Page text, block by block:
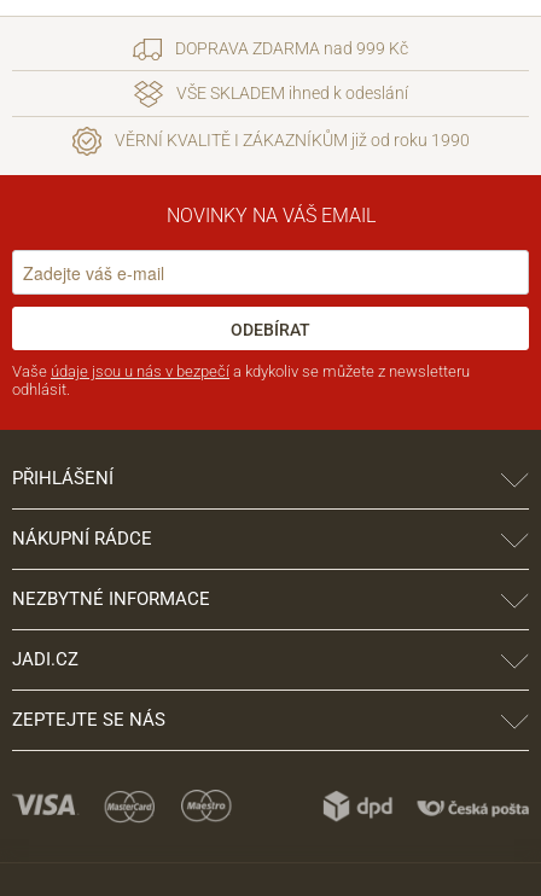
DOPRAVA ZDARMA nad 999 Kč
VŠE SKLADEM ihned k odeslání
VĚRNÍ KVALITĚ I ZÁKAZNÍKŮM již od roku 1990
NOVINKY NA VÁŠ EMAIL
ODEBÍRAT
Vaše údaje jsou u nás v bezpečí a kdykoliv se můžete z newsletteru
odhlásit.
PŘIHLÁŠENÍ
NÁKUPNÍ RÁDCE
NEZBYTNÉ INFORMACE
JADI.CZ
ZEPTEJTE SE NÁS